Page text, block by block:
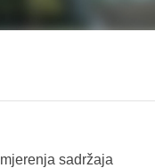
sadržaja